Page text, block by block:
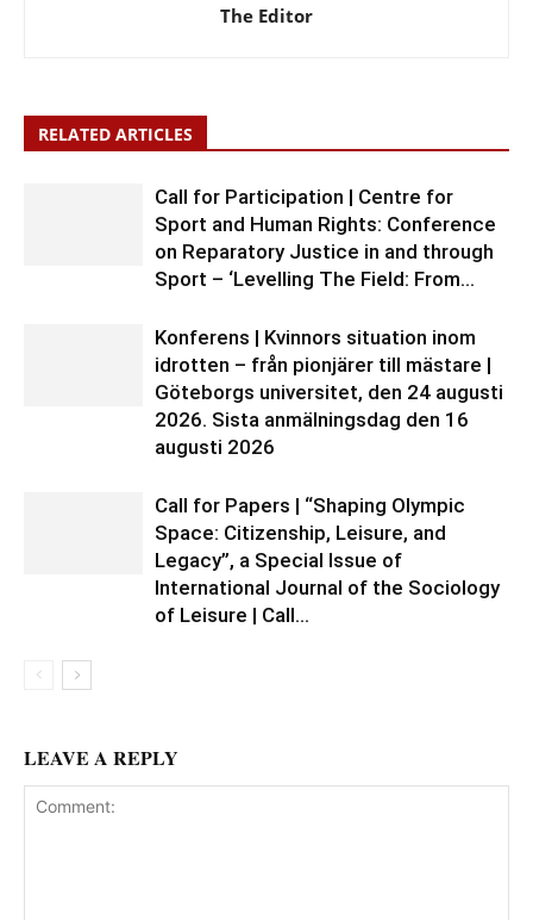
The Editor
RELATED ARTICLES
Call for Participation | Centre for
Sport and Human Rights: Conference
on Reparatory Justice in and through
Sport – ‘Levelling The Field: From...
Konferens | Kvinnors situation inom
idrotten – från pionjärer till mästare |
Göteborgs universitet, den 24 augusti
2026. Sista anmälningsdag den 16
augusti 2026
Call for Papers | “Shaping Olympic
Space: Citizenship, Leisure, and
Legacy”, a Special Issue of
International Journal of the Sociology
of Leisure | Call...
LEAVE A REPLY